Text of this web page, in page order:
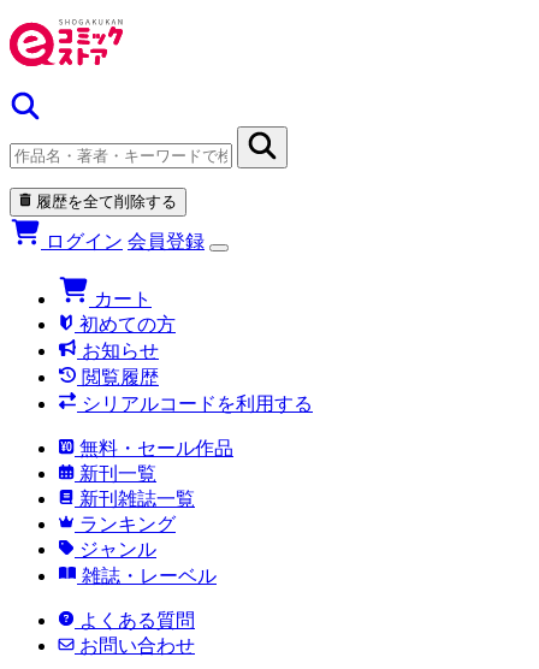
履歴を全て削除する
ログイン 会員登録
カート
初めての方
お知らせ
閲覧履歴
シリアルコードを利用する
無料・セール作品
新刊一覧
新刊雑誌一覧
ランキング
ジャンル
雑誌・レーベル
よくある質問
お問い合わせ